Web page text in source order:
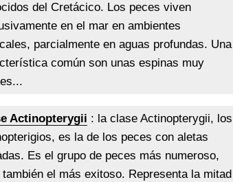
del Cretácico. Los peces viven
en el mar en ambientes
parcialmente en aguas profundas. Una
común son unas espinas muy
Actinopterygii : la clase Actinopterygii, los
es la de los peces con aletas
Es el grupo de peces más numeroso,
también el más exitoso. Representa la mitad